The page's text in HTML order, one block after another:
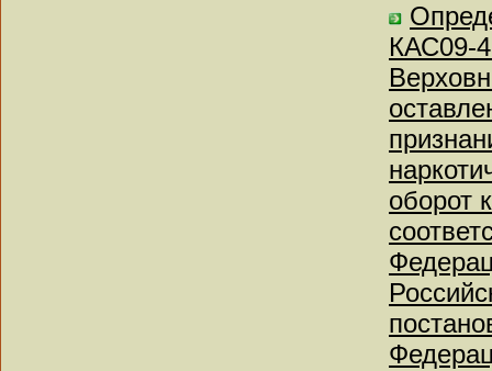
КАС09-
оборот